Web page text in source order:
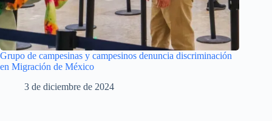
Grupo de campesinas y campesinos denuncia discriminación
en Migración de México
3 de diciembre de 2024